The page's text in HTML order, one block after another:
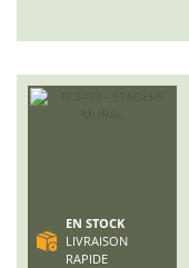
EN STOCK
LIVRAISON
RAPIDE